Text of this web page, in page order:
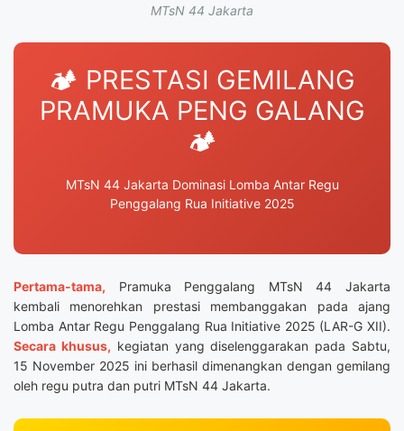
MTsN 44 Jakarta
🏕️ PRESTASI GEMILANG
PRAMUKA PENG GALANG
🏕️
MTsN 44 Jakarta Dominasi Lomba Antar Regu
Penggalang Rua Initiative 2025
Pertama-tama, Pramuka Penggalang MTsN 44 Jakarta
kembali menorehkan prestasi membanggakan pada ajang
Lomba Antar Regu Penggalang Rua Initiative 2025 (LAR-G XII).
Secara khusus, kegiatan yang diselenggarakan pada Sabtu,
15 November 2025 ini berhasil dimenangkan dengan gemilang
oleh regu putra dan putri MTsN 44 Jakarta.